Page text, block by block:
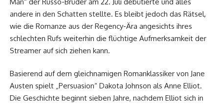
andere in den Schatten stellte. Es bleibt jedoch das Rätsel,
wie die Romanze aus der Regency-Ära angesichts ihres
schlechten Rufs weiterhin die flüchtige Aufmerksamkeit der
Streamer auf sich ziehen kann.
Basierend auf dem gleichnamigen Romanklassiker von Jane
Austen spielt „Persuasion“ Dakota Johnson als Anne Elliot.
Die Geschichte beginnt sieben Jahre, nachdem Elliot sich in